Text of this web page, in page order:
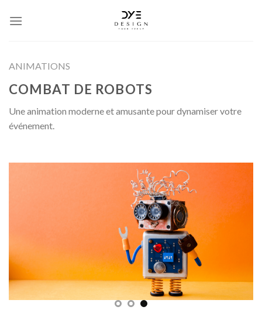
ANIMATIONS
COMBAT DE ROBOTS
Une animation moderne et amusante pour dynamiser votre
événement.